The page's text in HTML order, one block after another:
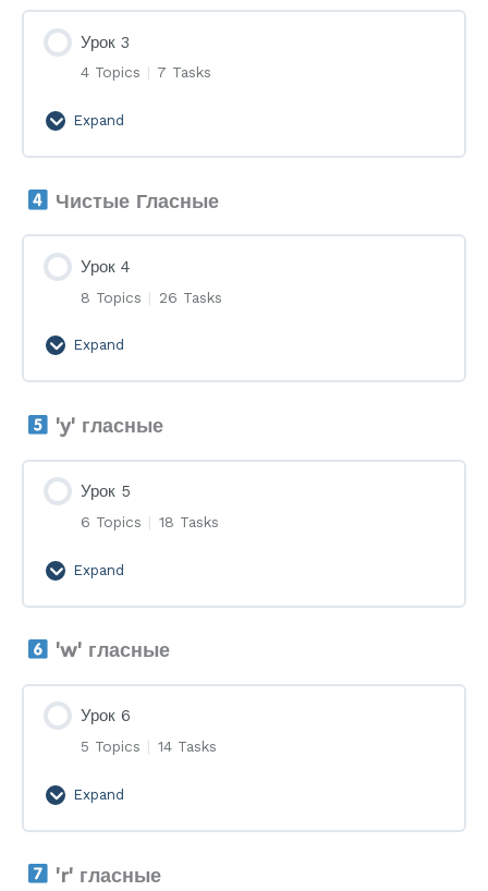
Урок 3
4 Topics | 7 Tasks
Expand
Урок
3
Чистые Гласные
Урок 4
8 Topics | 26 Tasks
Expand
Урок
4
'y' гласные
Урок 5
6 Topics | 18 Tasks
Expand
Урок
5
'w' гласные
Урок 6
5 Topics | 14 Tasks
Expand
Урок
6
'r' гласные